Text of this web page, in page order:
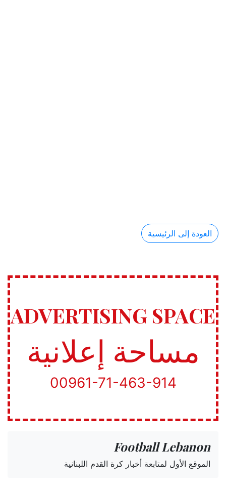
العودة إلى الرئيسية
ADVERTISING SPACE
مساحة إعلانية
00961-71-463-914
Football Lebanon
الموقع الأول لمتابعة أخبار كرة القدم اللبنانية